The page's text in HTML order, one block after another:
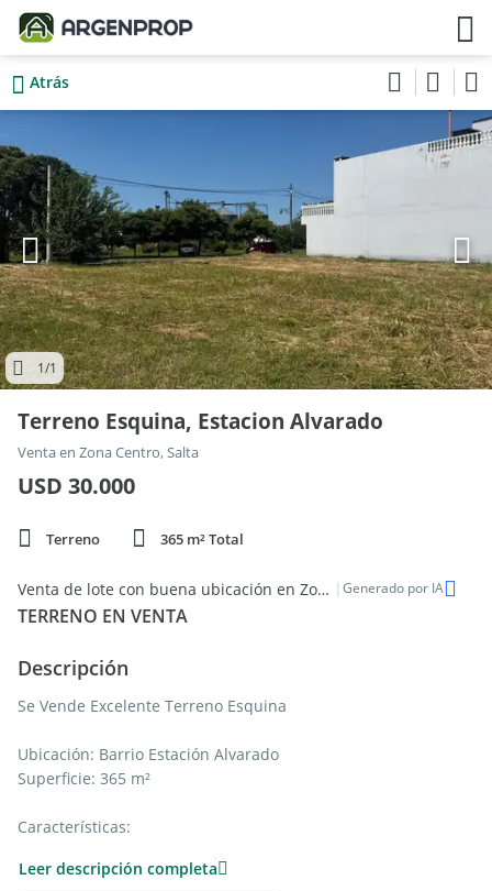
Atrás
1/1
Terreno Esquina, Estacion Alvarado
Venta en Zona Centro, Salta
USD 30.000
Terreno 365 m² Total
Venta de lote con buena ubicación en Zona Centro | Generado por IA
TERRENO EN VENTA
Descripción
Se Vende Excelente Terreno Esquina
Ubicación: Barrio Estación Alvarado
Superficie: 365 m²
Características:
- Todos los servicios disponibles: luz, agua, gas
Leer descripción completa